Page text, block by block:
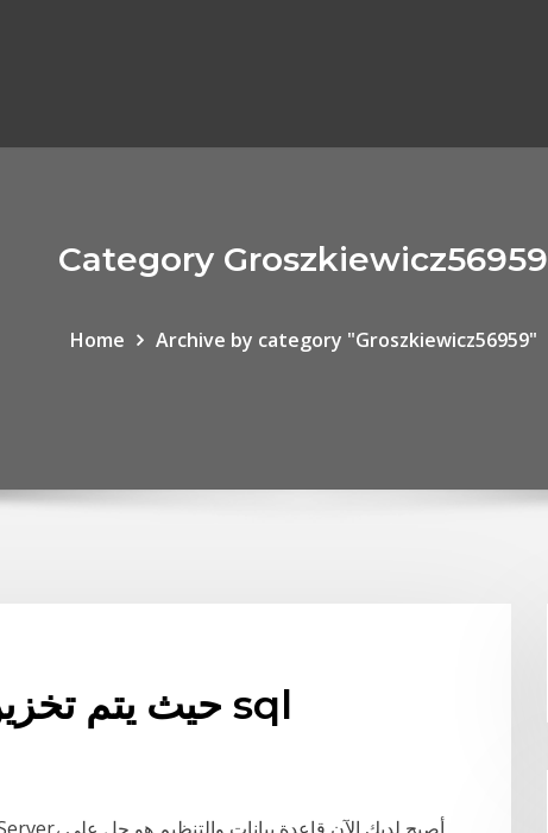
Category Groszkiewicz56959
Home Archive by category "Groszkiewicz56959"
حيث يتم تخزين الفهارس في خادم sql